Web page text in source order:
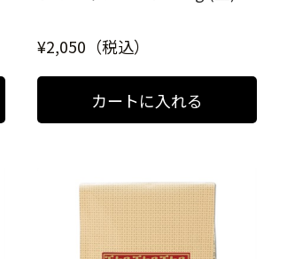
¥2,050（税込）